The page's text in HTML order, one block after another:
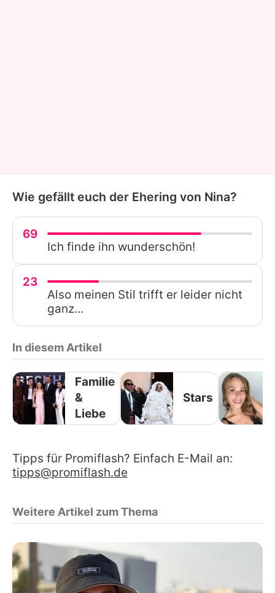
Wie gefällt euch der Ehering von Nina?
69
Ich finde ihn wunderschön!
23
Also meinen Stil trifft er leider nicht
ganz...
In diesem Artikel
Familie
&
Liebe
Stars
Tipps für Promiflash? Einfach E-Mail an:
tipps@promiflash.de
Weitere Artikel zum Thema